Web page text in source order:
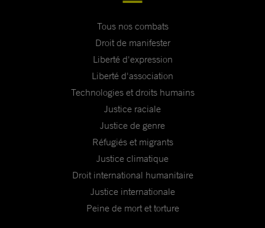
Tous nos combats
Droit de manifester
Liberté d'expression
Liberté d'association
Technologies et droits humains
Justice raciale
Justice de genre
Réfugiés et migrants
Justice climatique
Droit international humanitaire
Justice internationale
Peine de mort et torture